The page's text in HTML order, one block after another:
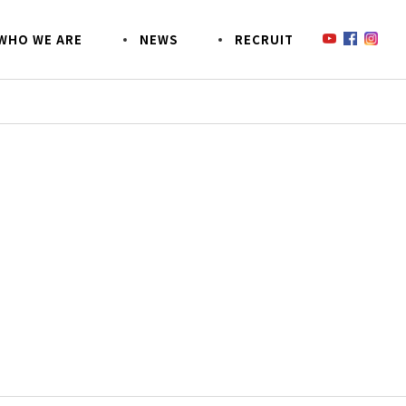
HO WE ARE NEWS RECRUIT